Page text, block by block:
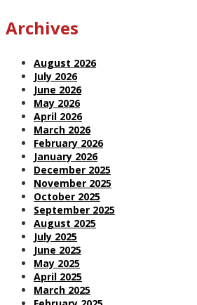
Archives
August 2026
July 2026
June 2026
May 2026
April 2026
March 2026
February 2026
January 2026
December 2025
November 2025
October 2025
September 2025
August 2025
July 2025
June 2025
May 2025
April 2025
March 2025